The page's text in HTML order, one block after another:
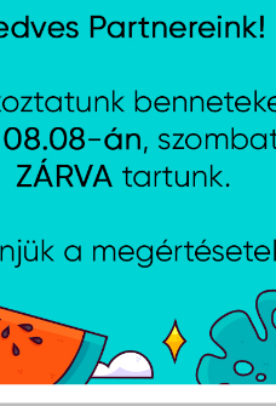
RS232/422/485,1xCAN 2.0 A/B
Ubiquiti AI Key
Cikkszám:AIKEY Gyártói cikkszám:
AI Key, Edge AI készülék, amely
Ubiquiti UniFi
Cikkszám:UPAIPORT Gyártói